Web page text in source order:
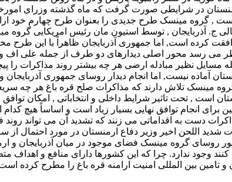
در شرایطی صورت گرفت که ماه گذشته وزرای
درچارچوب روند پراگ که از سال ۲۰۰۴ آغاز شده است , گروه مینسک طرح
ج. آذربایجان , توسط استیون مان رئیس امریکایی گروه
کرده است, اما جمهوری آذربایجان ظاهراً با این
بنظر می رسد محور اصلی دیدارهای دو طرف از جمله علی
نظیر مبادله ارضی هر چه بیشتر روند مذاکرات را
آماده نیست, اما انجام دیدار روسای جمهوری
و ارمنستان است , تحت تاثیر شرایط داخلی و انتخاباتی ,
انجام توافق نهایی بسیار زیاد است و اساساً هیچ
دست به اقداماتی می زنند که تشدید آن می تواند
اللحن اخیر وزیر دفاع ارمنستان در مورد احتمال
روسای گروه مینسک فضای موجود در میان آذربایجان و
وجود ندارد. چرا که این کشورها دارای منافع و
و تامین بین المللی امنیت ارامنه قره باغ را مطرح